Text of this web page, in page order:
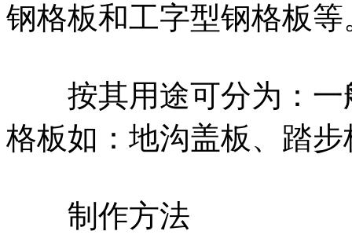
钢格板和工字型钢格板等
按其用途可分为：一
格板如：地沟盖板、踏步
制作方法